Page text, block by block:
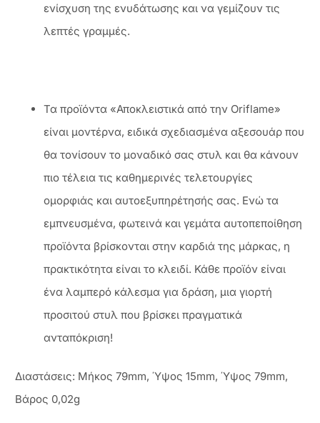
ενίσχυση της ενυδάτωσης και να γεμίζουν τις
λεπτές γραμμές.
Τα προϊόντα «Αποκλειστικά από την Oriflame»
είναι μοντέρνα, ειδικά σχεδιασμένα αξεσουάρ που
θα τονίσουν το μοναδικό σας στυλ και θα κάνουν
πιο τέλεια τις καθημερινές τελετουργίες
ομορφιάς και αυτοεξυπηρέτησής σας. Ενώ τα
εμπνευσμένα, φωτεινά και γεμάτα αυτοπεποίθηση
προϊόντα βρίσκονται στην καρδιά της μάρκας, η
πρακτικότητα είναι το κλειδί. Κάθε προϊόν είναι
ένα λαμπερό κάλεσμα για δράση, μια γιορτή
προσιτού στυλ που βρίσκει πραγματικά
ανταπόκριση!
Διαστάσεις: Μήκος 79mm, Ύψος 15mm, Ύψος 79mm,
Βάρος 0,02g